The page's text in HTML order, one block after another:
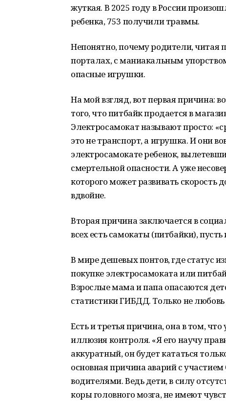
жуткая. В 2025 году в России
ребенка, 753 получили травмы.
Непонятно, почему родители, читая
порталах, с маниакальным
опасные игрушки.
На мой взгляд, вот первая причина:
того, что питбайк продается в
Электросамокат называют просто:
это не транспорт, а игрушка. И они
электросамокате ребенок,
смертельной опасности. А уже
которого может развивать скорость
вдвойне.
Вторая причина заключается в
всех есть самокаты (питбайки), пусть
В мире дешевых понтов, где статус
покупке электросамоката или
Взрослые мама и папа опасаются
статистики ГИБДД. Только не любовь
Есть и третья причина, она в том,
иллюзия контроля. «Я его научу
аккуратный, он будет кататься
основная причина аварий с
водителями. Ведь дети, в силу
коры головного мозга, не имеют